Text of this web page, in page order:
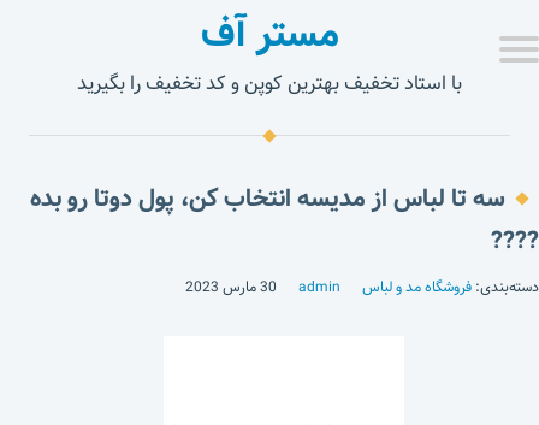
مستر آف
با استاد تخفیف بهترین کوپن و کد تخفیف را بگیرید
سه تا لباس از مدیسه انتخاب کن، پول دوتا رو بده
????
دسته‌بندی: فروشگاه مد و لباس admin 30 مارس 2023